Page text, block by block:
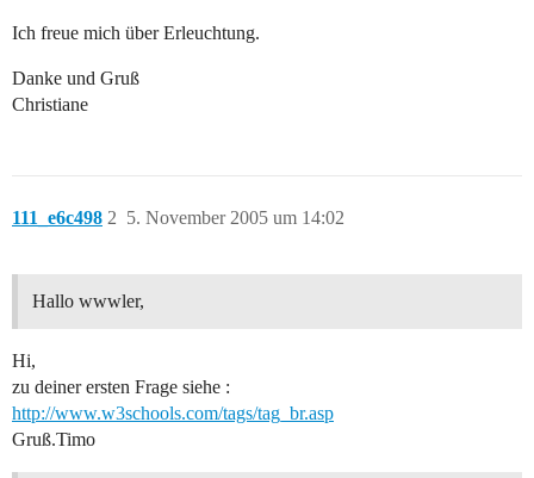
Ich freue mich über Erleuchtung.
Danke und Gruß
Christiane
111_e6c498 5. November 2005 um 14:02
2
Hallo wwwler,
Hi,
zu deiner ersten Frage siehe :
http://www.w3schools.com/tags/tag_br.asp
Gruß.Timo